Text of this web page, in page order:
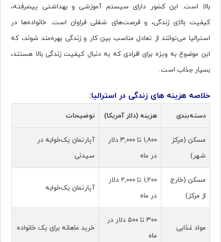
بالا است. این کشور دارای سیستم آموزشی و بهداشتی پیشرفته،
کیفیت بالای زندگی، و فرصت‌های شغلی فراوان است. خانواده‌ها در
استرالیا می‌توانند از تعادل مناسب بین کار و زندگی بهره‌مند شوند، که
این موضوع به ویژه برای افرادی که به دنبال کیفیت زندگی بالا هستند،
بسیار جذاب است​.
خلاصه هزینه های زندگی در استرالیا:
دسته‌بندی هزینه (دلار آمریکا) توضیحات
مسکن (مرکز
شهر)
۱,۸۰۰ تا ۳,۰۰۰ دلار
در ماه
آپارتمان یک‌خوابه در
سیدنی
مسکن (خارج
از مرکز)
۱,۲۰۰ تا ۲,۰۰۰ دلار
در ماه
آپارتمان یک‌خوابه
مواد غذایی
۳۰۰ تا ۵۰۰ دلار در
ماه
خرید ماهانه برای یک خانواده